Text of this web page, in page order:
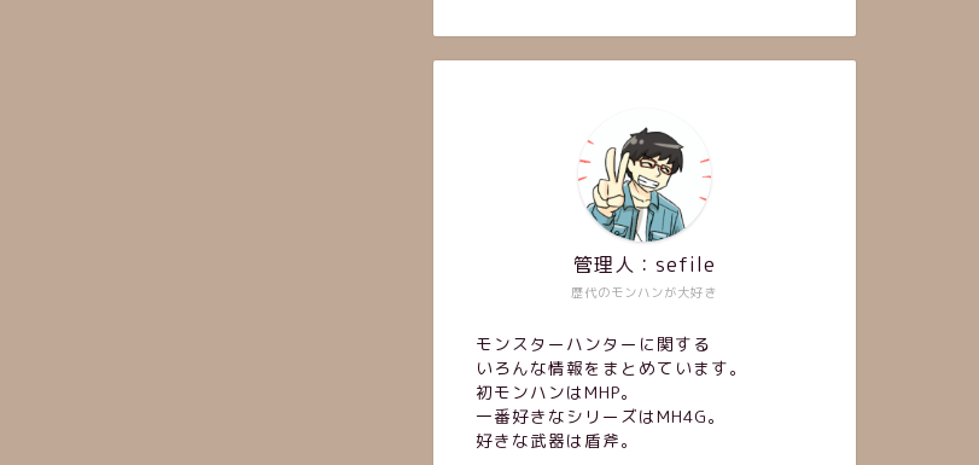
歴代のモンハンが大好き
管理人：sefile
モンスターハンターに関する
いろんな情報をまとめています。
初モンハンはMHP。
一番好きなシリーズはMH4G。
好きな武器は盾斧。